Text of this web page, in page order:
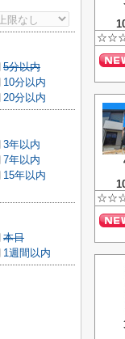
☆☆☆
☆☆☆
5分以内
10分以内
20分以内
3年以内
7年以内
15年以内
本日
1週間以内